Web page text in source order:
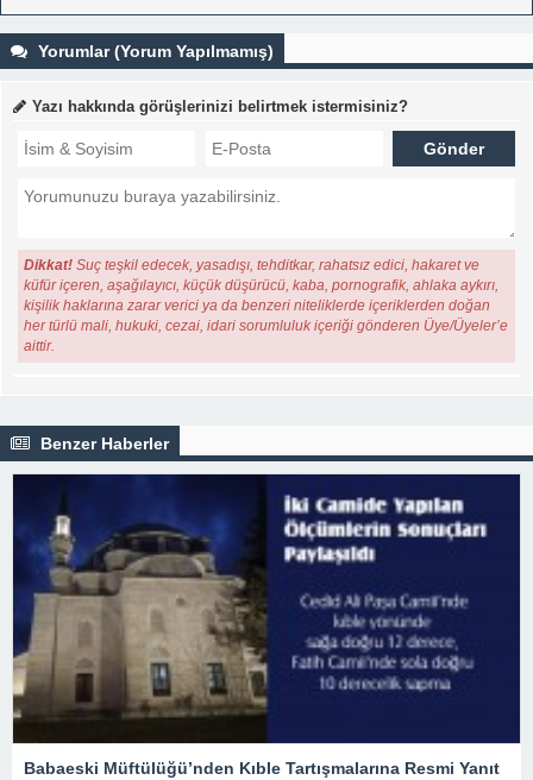
Yorumlar (Yorum Yapılmamış)
Yazı hakkında görüşlerinizi belirtmek istermisiniz?
Dikkat! Suç teşkil edecek, yasadışı, tehditkar, rahatsız edici, hakaret ve
küfür içeren, aşağılayıcı, küçük düşürücü, kaba, pornografik, ahlaka aykırı,
kişilik haklarına zarar verici ya da benzeri niteliklerde içeriklerden doğan
her türlü mali, hukuki, cezai, idari sorumluluk içeriği gönderen Üye/Üyeler’e
aittir.
Benzer Haberler
Babaeski Müftülüğü’nden Kıble Tartışmalarına Resmi Yanıt